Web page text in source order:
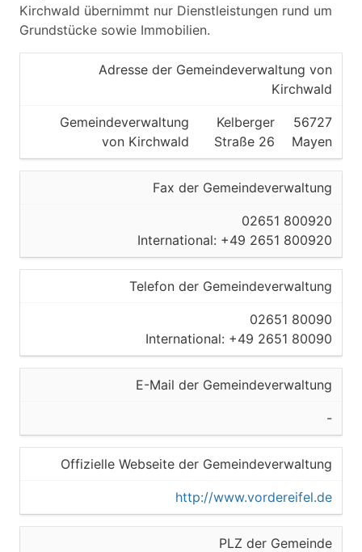
Kirchwald übernimmt nur Dienstleistungen rund um
Grundstücke sowie Immobilien.
Adresse der Gemeindeverwaltung von
Kirchwald
Gemeindeverwaltung
von Kirchwald
Kelberger
Straße 26
56727
Mayen
Fax der Gemeindeverwaltung
02651 800920
International: +49 2651 800920
Telefon der Gemeindeverwaltung
02651 80090
International: +49 2651 80090
E-Mail der Gemeindeverwaltung
-
Offizielle Webseite der Gemeindeverwaltung
http://www.vordereifel.de
PLZ der Gemeinde